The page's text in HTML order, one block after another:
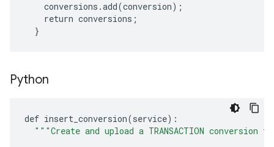
    conversions.add(conversion);
    return conversions;
  }
Python
def insert_conversion(service):
"""Create and upload a TRANSACTION